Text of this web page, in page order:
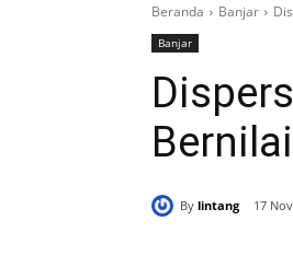
Beranda Banjar
Banjar
By lintang 17